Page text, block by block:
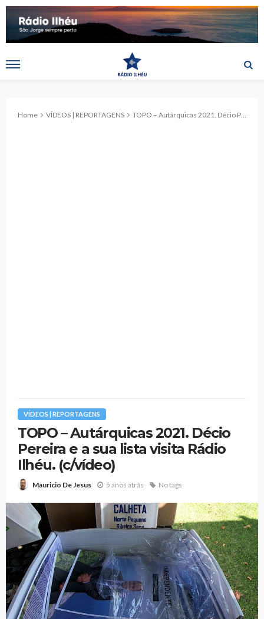
Home VÍDEOS | REPORTAGENS TOPO – Autárquicas 2021. Décio Pereira e a sua lista visita Rádio Ilhéu. (c/vídeo)
VÍDEOS | REPORTAGENS
TOPO – Autárquicas 2021. Décio
Pereira e a sua lista visita Rádio
Ilhéu. (c/vídeo)
Mauricio De Jesus 5 anos atrás No tags